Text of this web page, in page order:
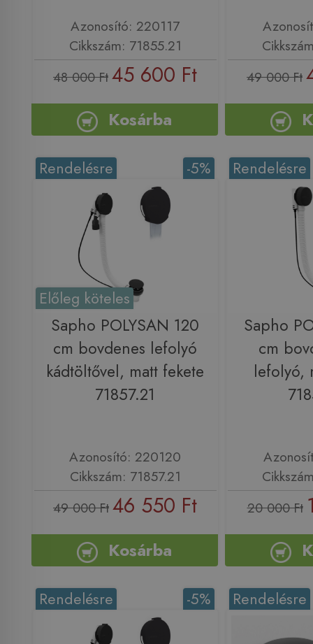
Azonosító: 220117
Cikkszám: 71855.21
48 000 Ft45 600 Ft
Kosárba
49 000 Ft
-5%
Rendelésre
Előleg köteles
Sapho POLYSAN 120
cm bovdenes lefolyó
kádtöltővel, matt fekete
71857.21
Azonosító: 220120
Cikkszám: 71857.21
49 000 Ft46 550 Ft
Kosárba
Rendelésre
Sapho
cm
lefolyó,
20 000 Ft
-5%
Rendelésre Rendelésre